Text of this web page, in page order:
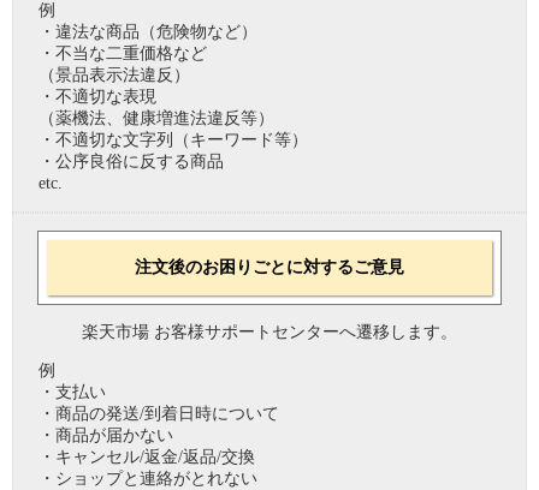
例
・違法な商品（危険物など）
・不当な二重価格など
（景品表示法違反）
・不適切な表現
（薬機法、健康増進法違反等）
・不適切な文字列（キーワード等）
・公序良俗に反する商品
etc.
注文後のお困りごとに対するご意見
楽天市場 お客様サポートセンターへ遷移します。
例
・支払い
・商品の発送/到着日時について
・商品が届かない
・キャンセル/返金/返品/交換
・ショップと連絡がとれない